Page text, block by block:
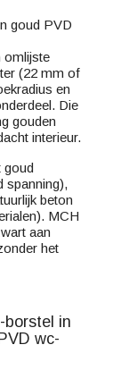
goud PVD
omlijste
(22 mm of
en
Die
gouden
interieur.
goud
spanning),
beton
MCH
aan
het
borstel in
wc-